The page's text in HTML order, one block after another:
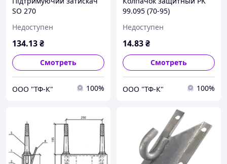
SO 270
Недоступен
134.13₴
Смотреть
ООО "ТФ-К" 100%
99.095 (70-95)
Недоступен
14.83₴
Смотреть
ООО "ТФ-К" 100%